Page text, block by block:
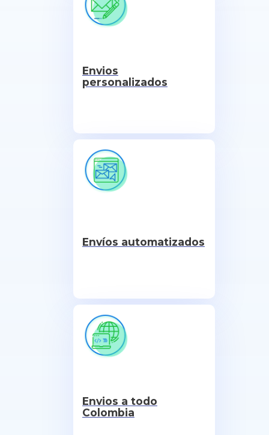
Envios
personalizados
Envíos automatizados
Envios a todo
Colombia